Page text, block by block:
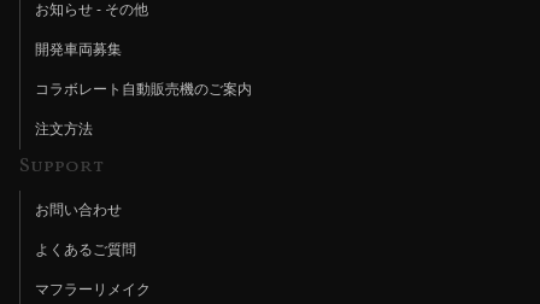
お知らせ - その他
開発車両募集
コラボレート自動販売機のご案内
注文方法
Support
お問い合わせ
よくあるご質問
マフラーリメイク